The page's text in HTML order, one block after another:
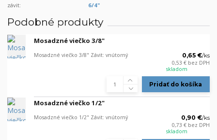
závit:
6/4"
Podobné produkty
Mosadzné viečko 3/8"
Mosadzné viečko 3/8" Závit: vnútorný 0,65 €/ks
0,53 € bez DPH
skladom
Pridať do košíka
Mosadzné viečko 1/2"
Mosadzné viečko 1/2" Závit: vnútorný 0,90 €/ks
0,73 € bez DPH
skladom